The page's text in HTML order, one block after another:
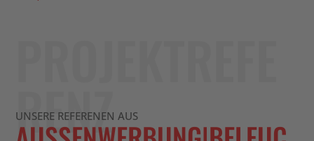
RENZ
UNSERE REFERENEN AUS